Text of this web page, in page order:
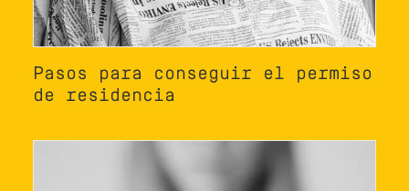
Pasos para conseguir el permiso
de residencia